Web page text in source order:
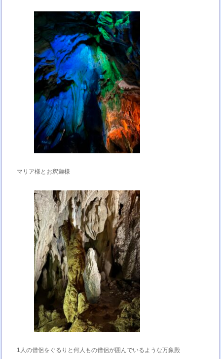
マリア様とお釈迦様
1人の僧侶をぐるりと何人もの僧侶が囲んでいるような万象殿